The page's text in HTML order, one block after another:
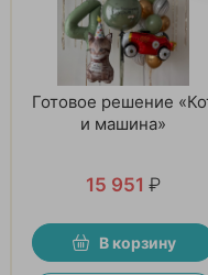
Готовое решение
и машина»
15 951 ₽
В корзину